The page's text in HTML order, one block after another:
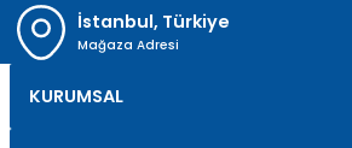
İstanbul, Türkiye
Mağaza Adresi
KURUMSAL